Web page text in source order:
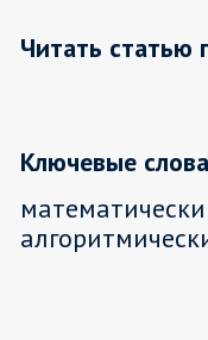
Читать статью
Ключевые